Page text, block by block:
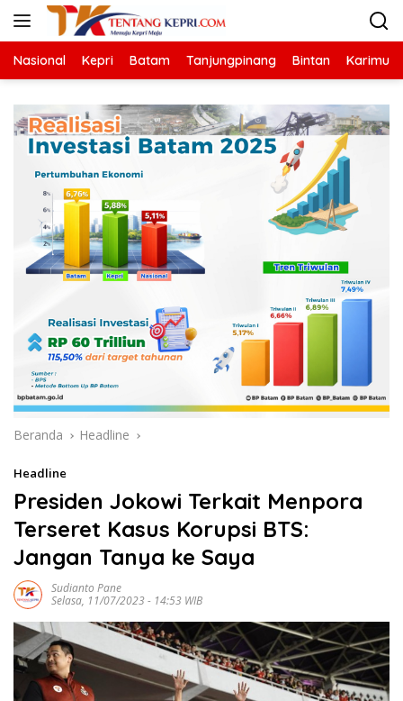
Langsung
Nasional Kepri Batam Tanjungpinang Bintan Karimun
Beranda Headline
Headline
Presiden Jokowi Terkait Menpora
Terseret Kasus Korupsi BTS:
Jangan Tanya ke Saya
Sudianto Pane
Selasa, 11/07/2023 - 14:53 WIB